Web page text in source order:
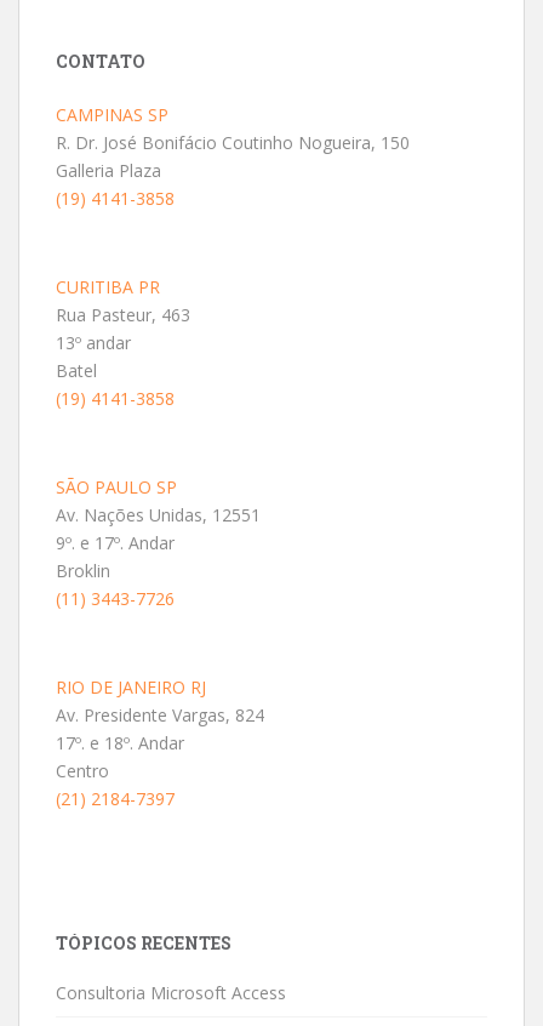
CONTATO
CAMPINAS SP
R. Dr. José Bonifácio Coutinho Nogueira, 150
Galleria Plaza
(19) 4141-3858
CURITIBA PR
Rua Pasteur, 463
13º andar
Batel
(19) 4141-3858
SÃO PAULO SP
Av. Nações Unidas, 12551
9º. e 17º. Andar
Broklin
(11) 3443-7726
RIO DE JANEIRO RJ
Av. Presidente Vargas, 824
17º. e 18º. Andar
Centro
(21) 2184-7397
TÓPICOS RECENTES
Consultoria Microsoft Access